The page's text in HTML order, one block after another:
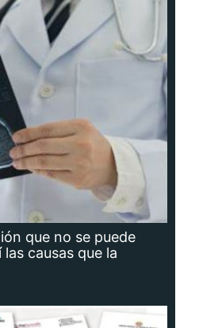
que no se puede
causas que la